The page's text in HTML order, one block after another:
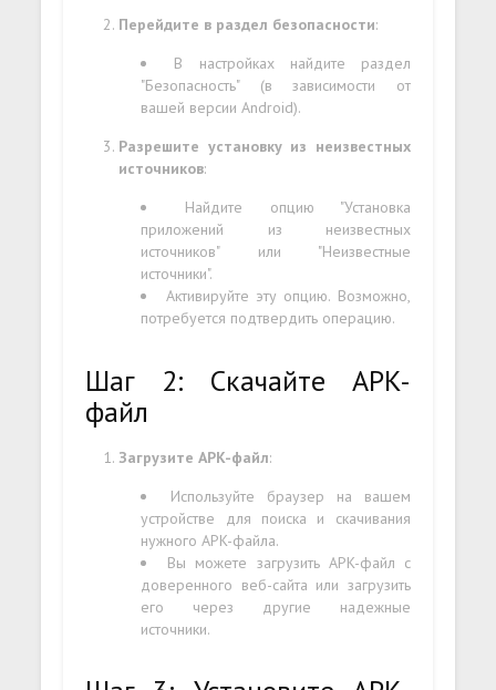
Перейдите в раздел безопасности:
В настройках найдите раздел
"Безопасность" (в зависимости от
вашей версии Android).
Разрешите установку из неизвестных
источников:
Найдите опцию "Установка
приложений из неизвестных
источников" или "Неизвестные
источники".
Активируйте эту опцию. Возможно,
потребуется подтвердить операцию.
Шаг 2: Скачайте APK-
файл
Загрузите APK-файл:
Используйте браузер на вашем
устройстве для поиска и скачивания
нужного APK-файла.
Вы можете загрузить APK-файл с
доверенного веб-сайта или загрузить
его через другие надежные
источники.